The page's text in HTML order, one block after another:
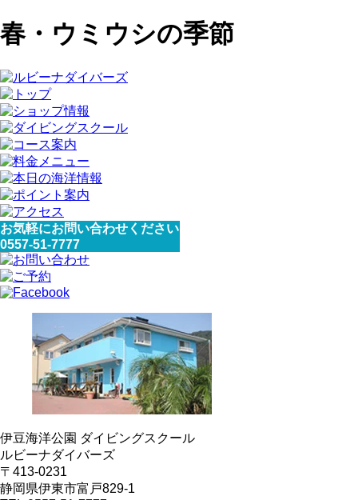
春・ウミウシの季節
お気軽にお問い合わせください
0557-51-7777
伊豆海洋公園 ダイビングスクール
ルビーナダイバーズ
〒413-0231
静岡県伊東市富戸829-1